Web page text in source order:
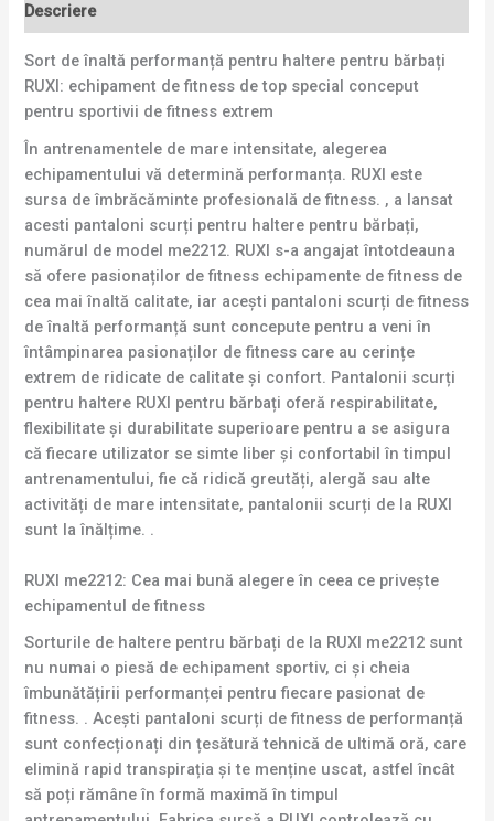
Descriere
Sort de înaltă performanță pentru haltere pentru bărbați
RUXI: echipament de fitness de top special conceput
pentru sportivii de fitness extrem
În antrenamentele de mare intensitate, alegerea
echipamentului vă determină performanța. RUXI este
sursa de îmbrăcăminte profesională de fitness. , a lansat
acesti pantaloni scurți pentru haltere pentru bărbați,
numărul de model me2212. RUXI s-a angajat întotdeauna
să ofere pasionaților de fitness echipamente de fitness de
cea mai înaltă calitate, iar acești pantaloni scurți de fitness
de înaltă performanță sunt concepute pentru a veni în
întâmpinarea pasionaților de fitness care au cerințe
extrem de ridicate de calitate și confort. Pantalonii scurți
pentru haltere RUXI pentru bărbați oferă respirabilitate,
flexibilitate și durabilitate superioare pentru a se asigura
că fiecare utilizator se simte liber și confortabil în timpul
antrenamentului, fie că ridică greutăți, alergă sau alte
activități de mare intensitate, pantalonii scurți de la RUXI
sunt la înălțime. .
RUXI me2212: Cea mai bună alegere în ceea ce privește
echipamentul de fitness
Sorturile de haltere pentru bărbați de la RUXI me2212 sunt
nu numai o piesă de echipament sportiv, ci și cheia
îmbunătățirii performanței pentru fiecare pasionat de
fitness. . Acești pantaloni scurți de fitness de performanță
sunt confecționați din țesătură tehnică de ultimă oră, care
elimină rapid transpirația și te menține uscat, astfel încât
să poți rămâne în formă maximă în timpul